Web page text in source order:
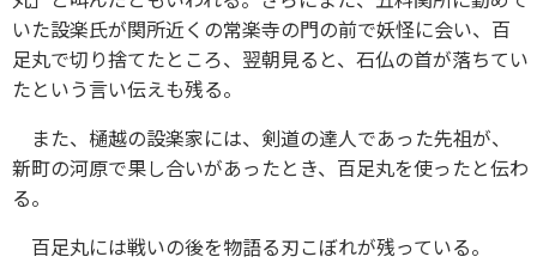
いた設楽氏が関所近くの常楽寺の門の前で妖怪に会い、百
足丸で切り捨てたところ、翌朝見ると、石仏の首が落ちてい
たという言い伝えも残る。
また、樋越の設楽家には、剣道の達人であった先祖が、
新町の河原で果し合いがあったとき、百足丸を使ったと伝わ
る。
百足丸には戦いの後を物語る刃こぼれが残っている。